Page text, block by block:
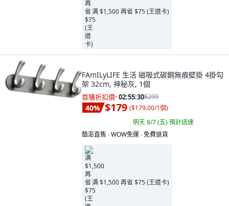
满 $1,500 再省 $75 (王道卡)
FAmILyLIFE 生活 磁吸式碳鋼無痕壁掛 4掛勾
架 32cm, 神秘灰, 1個
首購折扣價· 02:55:29$299
40% $179 ($179.00/1個)
明天 8/7 (五)預計送達
酷澎直售 ∙ WOW免運 ∙ 免費退貨
满 $1,500 再省 $75 (王道卡)